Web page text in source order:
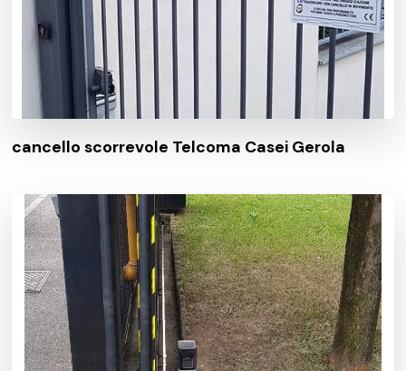
cancello scorrevole Telcoma Casei Gerola